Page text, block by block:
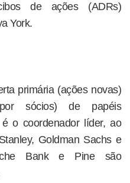
de ações (ADRs)
York.
primária (ações novas)
sócios) de papéis
o coordenador líder, ao
Goldman Sachs e
Bank e Pine são